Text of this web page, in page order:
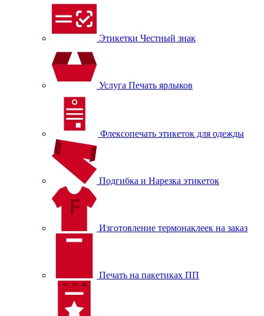
Этикетки Честный знак
Услуга Печать ярлыков
Флексопечать этикеток для одежды
Подгибка и Нарезка этикеток
Изготовление термонаклеек на заказ
Печать на пакетиках ПП